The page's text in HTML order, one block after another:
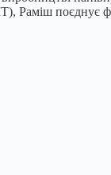
Раміш поєднує